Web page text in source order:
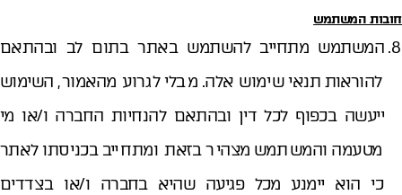
חובות המשתמש
המשתמש מתחייב להשתמש באתר בתום לב ובהתאם
להוראות תנאי שימוש אלה. מבלי לגרוע מהאמור, השימוש
ייעשה בכפוף לכל דין ובהתאם להנחיות החברה ו/או מי
מטעמה והמשתמש מצהיר בזאת ומתחייב בכניסתו לאתר
כי הוא יימנע מכל פגיעה שהיא בחברה ו/או בצדדים